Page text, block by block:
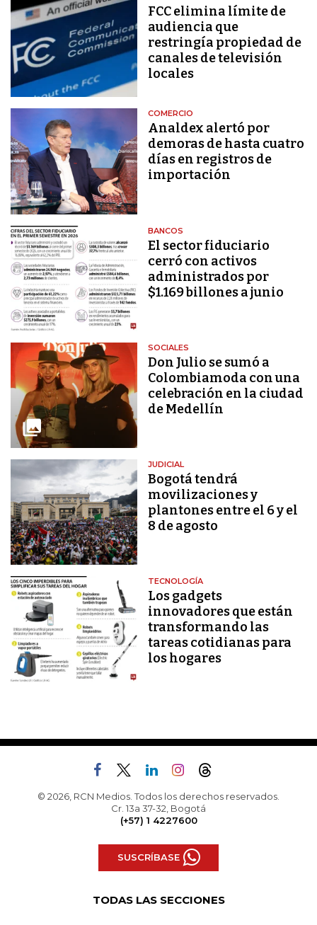
FCC elimina límite de
audiencia que
restringía propiedad de
canales de televisión
locales
COMERCIO
Analdex alertó por
demoras de hasta cuatro
días en registros de
importación
BANCOS
El sector fiduciario
cerró con activos
administrados por
$1.169 billones a junio
SOCIALES
Don Julio se sumó a
Colombiamoda con una
celebración en la ciudad
de Medellín
JUDICIAL
Bogotá tendrá
movilizaciones y
plantones entre el 6 y el
8 de agosto
TECNOLOGÍA
Los gadgets
innovadores que están
transformando las
tareas cotidianas para
los hogares
© 2026, RCN Medios. Todos los derechos reservados.
Cr. 13a 37-32, Bogotá
(+57) 1 4227600
SUSCRÍBASE
TODAS LAS SECCIONES